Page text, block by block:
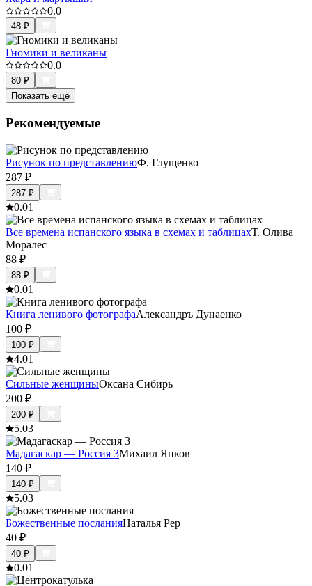
0.0
48 ₽
Гномики и великаны
0.0
80 ₽
Показать ещё
Рекомендуемые
Рисунок по представлениюФ. Глущенко
287 ₽
287 ₽
0.01
Все времена испанского языка в схемах и таблицахТ. Олива
Моралес
88 ₽
88 ₽
0.01
Книга ленивого фотографаАлександръ Дунаенко
100 ₽
100 ₽
4.01
Сильные женщиныОксана Сибирь
200 ₽
200 ₽
5.03
Мадагаскар — Россия 3Михаил Янков
140 ₽
140 ₽
5.03
Божественные посланияНаталья Рер
40 ₽
40 ₽
0.01